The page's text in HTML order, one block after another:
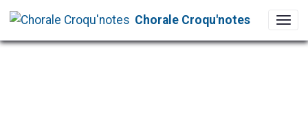
Chorale Croqu'notes